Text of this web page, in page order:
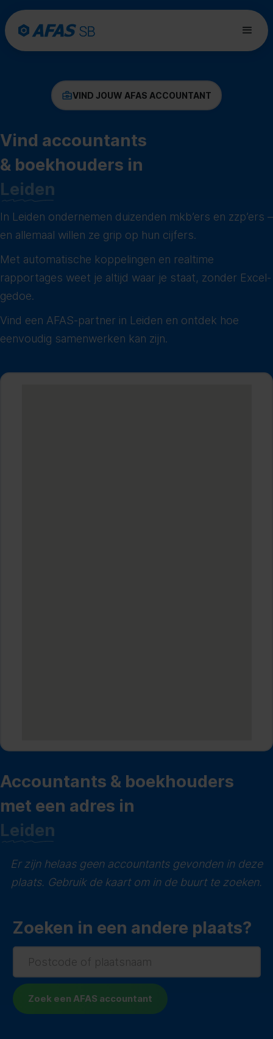
VIND JOUW AFAS ACCOUNTANT
Vind accountants
& boekhouders in
Leiden
In Leiden ondernemen duizenden mkb’ers en zzp’ers –
en allemaal willen ze grip op hun cijfers.
Met automatische koppelingen en realtime
rapportages weet je altijd waar je staat, zonder Excel-
gedoe.
Vind een AFAS-partner in Leiden en ontdek hoe
eenvoudig samenwerken kan zijn.
Accountants & boekhouders
met een adres in
Leiden
Er zijn helaas geen accountants gevonden in deze
plaats. Gebruik de kaart om in de buurt te zoeken.
Zoeken in een andere plaats?